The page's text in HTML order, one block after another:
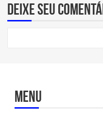
Deixe seu
Menu